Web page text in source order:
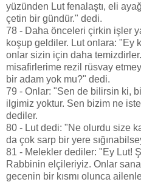
yüzünden Lut fenalaştı, eli
çetin bir gündür." dedi.
78 - Daha önceleri çirkin işler
koşup geldiler. Lut onlara: "Ey
onlar sizin için daha
misafirlerime rezil rüsvay
bir adam yok mu?" dedi.
79 - Onlar: "Sen de bilirsin ki,
ilgimiz yoktur. Sen bizim ne
dediler.
80 - Lut dedi: "Ne olurdu size
da çok sarp bir yere
81 - Melekler dediler: "Ey Lut!
Rabbinin elçileriyiz. Onlar
gecenin bir kısmı olunca